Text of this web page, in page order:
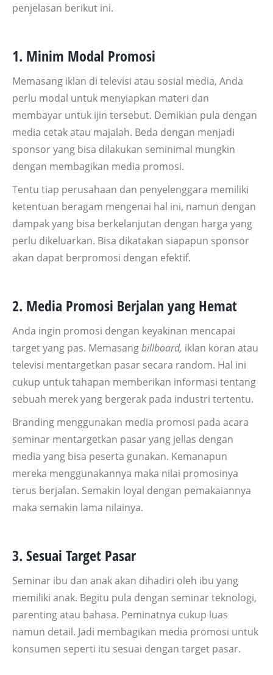
penjelasan berikut ini.
1. Minim Modal Promosi
Memasang iklan di televisi atau sosial media, Anda
perlu modal untuk menyiapkan materi dan
membayar untuk ijin tersebut. Demikian pula dengan
media cetak atau majalah. Beda dengan menjadi
sponsor yang bisa dilakukan seminimal mungkin
dengan membagikan media promosi.
Tentu tiap perusahaan dan penyelenggara memiliki
ketentuan beragam mengenai hal ini, namun dengan
dampak yang bisa berkelanjutan dengan harga yang
perlu dikeluarkan. Bisa dikatakan siapapun sponsor
akan dapat berpromosi dengan efektif.
2. Media Promosi Berjalan yang Hemat
Anda ingin promosi dengan keyakinan mencapai
target yang pas. Memasangbillboard, iklan koran atau
televisi mentargetkan pasar secara random. Hal ini
cukup untuk tahapan memberikan informasi tentang
sebuah merek yang bergerak pada industri tertentu.
Branding menggunakan media promosi pada acara
seminar mentargetkan pasar yang jellas dengan
media yang bisa peserta gunakan. Kemanapun
mereka menggunakannya maka nilai promosinya
terus berjalan. Semakin loyal dengan pemakaiannya
maka semakin lama nilainya.
3. Sesuai Target Pasar
Seminar ibu dan anak akan dihadiri oleh ibu yang
memiliki anak. Begitu pula dengan seminar teknologi,
parenting atau bahasa. Peminatnya cukup luas
namun detail. Jadi membagikan media promosi untuk
konsumen seperti itu sesuai dengan target pasar.